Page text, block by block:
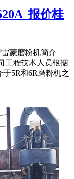
报价桂
蒙磨粉机简介
工程技术人员根据
5R和6R磨粉机之